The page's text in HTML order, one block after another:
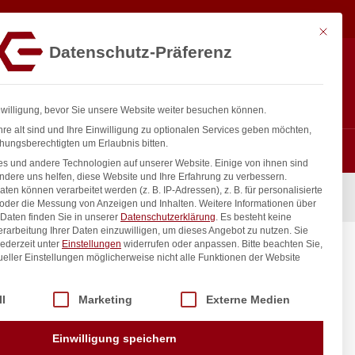
755x765x(H)1303mm
inkl. / exkl. MwSt.
€ exkl. MwSt. In den Warenkorb
Mit
Datenschutz-Präferenz
bevor Sie unsere Website weiter besuchen können.
alt sind und Ihre Einwilligung zu optionalen Services geben möchten,
um Erlaubnis bitten.
und andere Technologien auf unserer Website. Einige von ihnen sind
uns helfen, diese Website und Ihre Erfahrung zu verbessern.
können verarbeitet werden (z. B. IP-Adressen), z. B. für personalisierte
die Messung von Anzeigen und Inhalten. Weitere Informationen über
finden Sie in unserer Datenschutzerklärung. Es besteht keine
Ihrer Daten einzuwilligen, um dieses Angebot zu nutzen. Sie
unter Einstellungen widerrufen oder anpassen. Bitte beachten Sie,
Einstellungen möglicherweise nicht alle Funktionen der Website
Service-Gruppen, für die eine Einwilligung erteilt werden kann.
Marketing Externe Medien
Einwilligung speichern